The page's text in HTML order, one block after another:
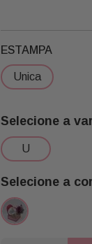
u
ESTAMPA
unica